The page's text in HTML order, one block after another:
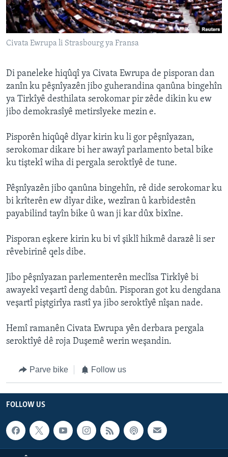
ÇAND Û HUNER
SERNIVÎS
SORANÎ
Learning English
FOLLOW US
Zimanên Din
Civata Ewrupa li Strasbourg ya Fransa
Di paneleke hiqûqî ya Civata Ewrupa de pisporan dan
zanîn ku pêşnîyazên jibo guherandina qanûna bingehîn
ya Tirkîyê desthilata serokomar pir zêde dikin ku ew
jibo demokrasîyê metirsîyeke mezin e.
Pisporên hiqûqê dîyar kirin ku li gor pêşnîyazan,
serokomar dikare bi her awayî parlamento betal bike
ku tiştekî wiha di pergala seroktîyê de tune.
Pêşnîyazên jibo qanûna bingehîn, rê dide serokomar ku
bi krîterên ew dîyar dike, wezîran û karbidestên
payabilind tayîn bike û wan ji kar dûx bixîne.
Pisporan eşkere kirin ku bi vî şiklî hikmê darazê li ser
rêvebirinê qels dibe.
Jibo pêşnîyazan parlementerên meclîsa Tirkîyê bi
awayekî veşartî deng dabûn. Pisporan got ku dengdana
veşartî piştgirîya rastî ya jibo seroktîyê nîşan nade.
Hemî ramanên Civata Ewrupa yên derbara pergala
seroktîyê dê roja Duşemê werin weşandin.
Parve bike Follow us
FOLLOW US